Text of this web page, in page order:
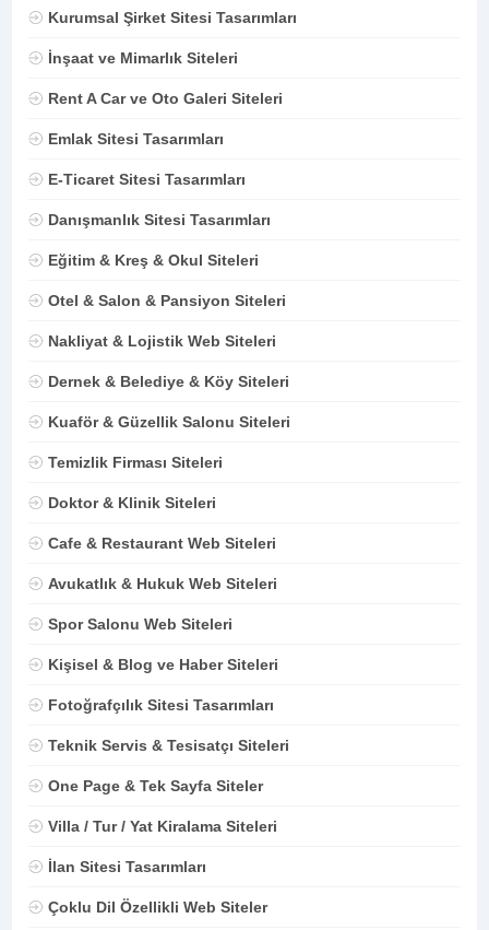
Kurumsal Şirket Sitesi Tasarımları
İnşaat ve Mimarlık Siteleri
Rent A Car ve Oto Galeri Siteleri
Emlak Sitesi Tasarımları
E-Ticaret Sitesi Tasarımları
Danışmanlık Sitesi Tasarımları
Eğitim & Kreş & Okul Siteleri
Otel & Salon & Pansiyon Siteleri
Nakliyat & Lojistik Web Siteleri
Dernek & Belediye & Köy Siteleri
Kuaför & Güzellik Salonu Siteleri
Temizlik Firması Siteleri
Doktor & Klinik Siteleri
Cafe & Restaurant Web Siteleri
Avukatlık & Hukuk Web Siteleri
Spor Salonu Web Siteleri
Kişisel & Blog ve Haber Siteleri
Fotoğrafçılık Sitesi Tasarımları
Teknik Servis & Tesisatçı Siteleri
One Page & Tek Sayfa Siteler
Villa / Tur / Yat Kiralama Siteleri
İlan Sitesi Tasarımları
Çoklu Dil Özellikli Web Siteler